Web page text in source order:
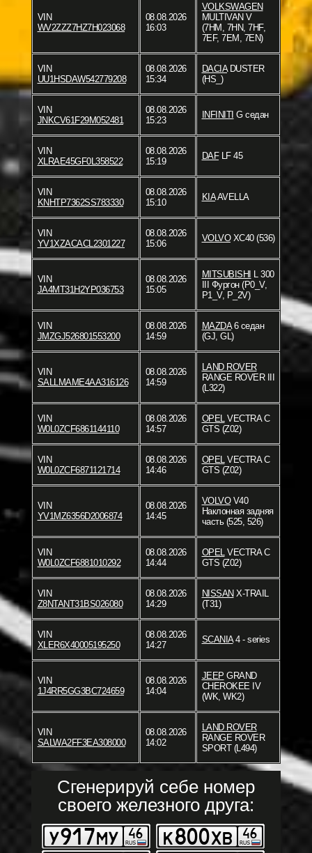
VIN
WV2ZZZ7HZ7H023068
08.08.2026
16:03
VOLKSWAGEN
MULTIVAN V
(7HM, 7HN, 7HF,
7EF, 7EM, 7EN)
VIN
UU1HSDAW542779208
08.08.2026
15:34
DACIADUSTER
(HS_)
VIN
JNKCV61F29M052481
08.08.2026
15:23
INFINITI G седан
VIN
XLRAE45GF0L358522
08.08.2026
15:19
DAFLF 45
VIN
KNHTP7362SS783330
08.08.2026
15:10
KIAAVELLA
VIN
YV1XZACACL2301227
08.08.2026
15:06
VOLVOXC40 (536)
VIN
JA4MT31H2YP036753
08.08.2026
15:05
MITSUBISHI L 300
III Фургон (P0_V,
P1_V, P_2V)
VIN
JMZGJ526801553200
08.08.2026
14:59
MAZDA6 седан
(GJ, GL)
VIN
SALLMAME4AA316126
08.08.2026
14:59
LAND ROVER
RANGE ROVER III
(L322)
VIN
W0L0ZCF6861144110
08.08.2026
14:57
OPEL VECTRA C
GTS (Z02)
VIN
W0L0ZCF6871121714
08.08.2026
14:46
OPEL VECTRA C
GTS (Z02)
VIN
YV1MZ6356D2006874
08.08.2026
14:45
VOLVOV40
Наклонная задняя
часть (525, 526)
VIN
W0L0ZCF6881010292
08.08.2026
14:44
OPEL VECTRA C
GTS (Z02)
VIN
Z8NTANT31BS026080
08.08.2026
14:29
NISSANX-TRAIL
(T31)
VIN
XLER6X40005195250
08.08.2026
14:27
SCANIA4 - series
VIN
1J4RR5GG3BC724659
08.08.2026
14:04
JEEP GRAND
CHEROKEE IV
(WK, WK2)
VIN
SALWA2FF3EA308000
08.08.2026
14:02
LAND ROVER
RANGE ROVER
SPORT (L494)
Сгенерируй себе номер
своего железного друга: